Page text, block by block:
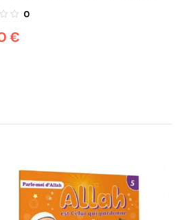
0
€